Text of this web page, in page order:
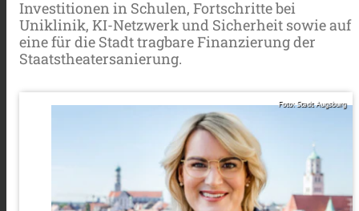
Investitionen in Schulen, Fortschritte bei
Uniklinik, KI-Netzwerk und Sicherheit sowie auf
eine für die Stadt tragbare Finanzierung der
Staatstheatersanierung.
Foto: Stadt Augsburg